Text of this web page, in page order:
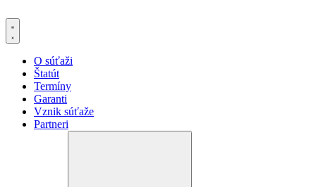
na
obsah
O súťaži
Štatút
Termíny
Garanti
Vznik súťaže
Partneri